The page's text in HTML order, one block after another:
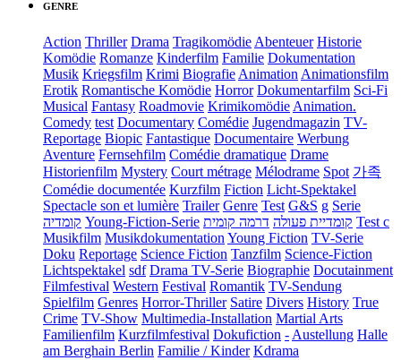
GENRE
Action Thriller Drama TragikomödieAbenteuer Historie
Komödie Romanze Kinderfilm Familie Dokumentation
Musik Kriegsfilm Krimi BiografieAnimationAnimationsfilm
Erotik Romantische Komödie Horror Dokumentarfilm Sci-Fi
Musical Fantasy Roadmovie KrimikomödieAnimation.
Comedy test Documentary Comédie Jugendmagazin TV-
Reportage Biopic Fantastique Documentaire Werbung
Aventure Fernsehfilm Comédie dramatique Drame
Historienfilm Mystery Court métrage Mélodrame Spot 가족
Comédie documentée Kurzfilm Fiction Licht-Spektakel
Spectacle son et lumière Trailer Genre Test G&S g Serie
קומדיה Young-Fiction-Serie קומדיית פעולה דרמה קומית
Test c
Musikfilm MusikdokumentationYoung Fiction TV-Serie
Doku Reportage Science Fiction Tanzfilm Science-Fiction
Lichtspektakel sdf Drama TV-Serie Biographie Docutainment
Filmfestival Western Festival Romantik TV-Sendung
Spielfilm Genres Horror-Thriller Satire Divers History True
Crime TV-Show Multimedia-Installation Martial Arts
Familienfilm Kurzfilmfestival Dokufiction -Austellung Halle
am Berghain Berlin Familie / Kinder Kdrama